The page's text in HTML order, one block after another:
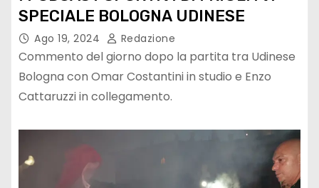
SPECIALE BOLOGNA UDINESE
Ago 19, 2024 Redazione
Commento del giorno dopo la partita tra Udinese
Bologna con Omar Costantini in studio e Enzo
Cattaruzzi in collegamento.